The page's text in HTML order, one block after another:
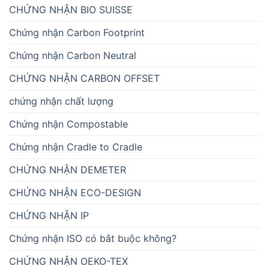
CHỨNG NHẬN BIO SUISSE
Chứng nhận Carbon Footprint
Chứng nhận Carbon Neutral
CHỨNG NHẬN CARBON OFFSET
chứng nhận chất lượng
Chứng nhận Compostable
Chứng nhận Cradle to Cradle
CHỨNG NHẬN DEMETER
CHỨNG NHẬN ECO-DESIGN
CHỨNG NHẬN IP
Chứng nhận ISO có bắt buộc không?
CHỨNG NHẬN OEKO-TEX